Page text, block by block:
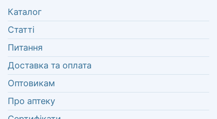
Каталог
Статті
Питання
Доставка та оплата
Оптовикам
Про аптеку